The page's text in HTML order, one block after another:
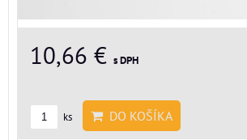
10,66 € s DPH
ks DO KOŠÍKA